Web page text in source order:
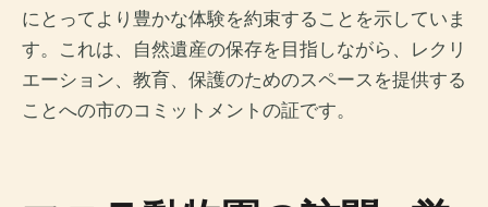
にとってより豊かな体験を約束することを示していま
す。これは、自然遺産の保存を目指しながら、レクリ
エーション、教育、保護のためのスペースを提供する
ことへの市のコミットメントの証です。